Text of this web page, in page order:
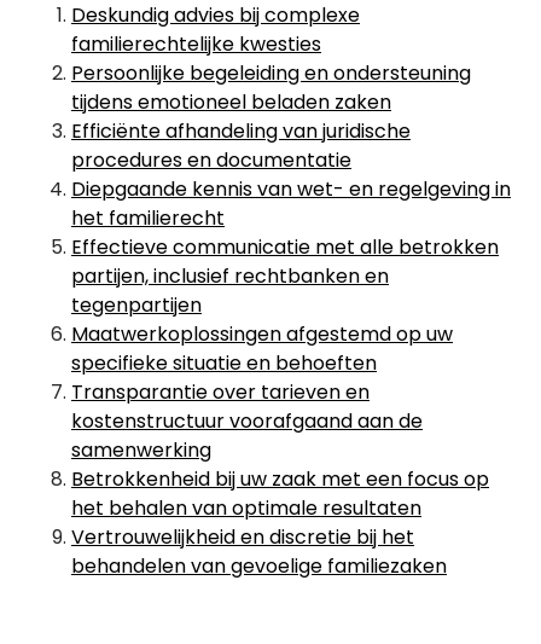
Deskundig advies bij complexe
familierechtelijke kwesties
Persoonlijke begeleiding en ondersteuning
tijdens emotioneel beladen zaken
Efficiënte afhandeling van juridische
procedures en documentatie
Diepgaande kennis van wet- en regelgeving in
het familierecht
Effectieve communicatie met alle betrokken
partijen, inclusief rechtbanken en
tegenpartijen
Maatwerkoplossingen afgestemd op uw
specifieke situatie en behoeften
Transparantie over tarieven en
kostenstructuur voorafgaand aan de
samenwerking
Betrokkenheid bij uw zaak met een focus op
het behalen van optimale resultaten
Vertrouwelijkheid en discretie bij het
behandelen van gevoelige familiezaken